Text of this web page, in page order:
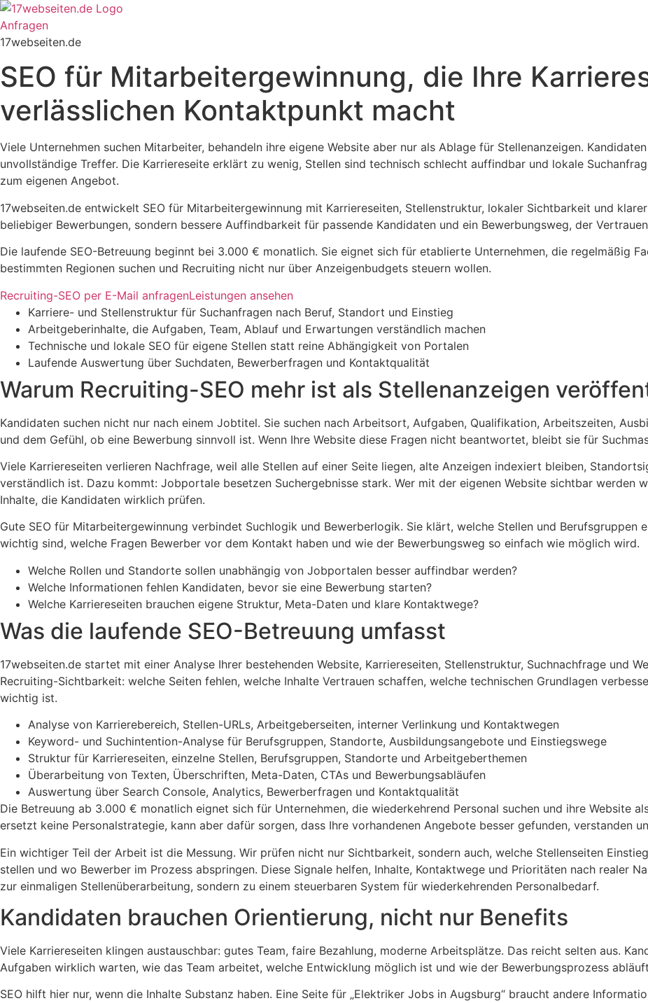
Zum
Inhalt
springen
Anfragen
17webseiten.de
SEO für Mitarbeitergewinnung, die Ihre
verlässlichen Kontaktpunkt macht
Viele Unternehmen suchen Mitarbeiter, behandeln ihre eigene Website aber nur als Ablage für Stellenanzeigen.
unvollständige Treffer. Die Karriereseite erklärt zu wenig, Stellen sind technisch schlecht auffindbar und lokale
zum eigenen Angebot.
17webseiten.de entwickelt SEO für Mitarbeitergewinnung mit Karriereseiten, Stellenstruktur, lokaler Sichtbarkeit und
beliebiger Bewerbungen, sondern bessere Auffindbarkeit für passende Kandidaten und ein Bewerbungsweg, der
Die laufende SEO-Betreuung beginnt bei 3.000 € monatlich. Sie eignet sich für etablierte Unternehmen, die regelmäßig
bestimmten Regionen suchen und Recruiting nicht nur über Anzeigenbudgets steuern wollen.
Recruiting-SEO per E-Mail anfragenLeistungen ansehen
Karriere- und Stellenstruktur für Suchanfragen nach Beruf, Standort und Einstieg
Arbeitgeberinhalte, die Aufgaben, Team, Ablauf und Erwartungen verständlich machen
Technische und lokale SEO für eigene Stellen statt reine Abhängigkeit von Portalen
Laufende Auswertung über Suchdaten, Bewerberfragen und Kontaktqualität
Warum Recruiting-SEO mehr ist als Stellenanzeigen
Kandidaten suchen nicht nur nach einem Jobtitel. Sie suchen nach Arbeitsort, Aufgaben, Qualifikation, Arbeitszeiten,
und dem Gefühl, ob eine Bewerbung sinnvoll ist. Wenn Ihre Website diese Fragen nicht beantwortet, bleibt sie für
Viele Karriereseiten verlieren Nachfrage, weil alle Stellen auf einer Seite liegen, alte Anzeigen indexiert bleiben,
verständlich ist. Dazu kommt: Jobportale besetzen Suchergebnisse stark. Wer mit der eigenen Website sichtbar werden
Inhalte, die Kandidaten wirklich prüfen.
Gute SEO für Mitarbeitergewinnung verbindet Suchlogik und Bewerberlogik. Sie klärt, welche Stellen und Berufsgruppen
wichtig sind, welche Fragen Bewerber vor dem Kontakt haben und wie der Bewerbungsweg so einfach wie möglich wird.
Welche Rollen und Standorte sollen unabhängig von Jobportalen besser auffindbar werden?
Welche Informationen fehlen Kandidaten, bevor sie eine Bewerbung starten?
Welche Karriereseiten brauchen eigene Struktur, Meta-Daten und klare Kontaktwege?
Was die laufende SEO-Betreuung umfasst
17webseiten.de startet mit einer Analyse Ihrer bestehenden Website, Karriereseiten, Stellenstruktur, Suchnachfrage und
Recruiting-Sichtbarkeit: welche Seiten fehlen, welche Inhalte Vertrauen schaffen, welche technischen Grundlagen
wichtig ist.
Analyse von Karrierebereich, Stellen-URLs, Arbeitgeberseiten, interner Verlinkung und Kontaktwegen
Keyword- und Suchintention-Analyse für Berufsgruppen, Standorte, Ausbildungsangebote und Einstiegswege
Struktur für Karriereseiten, einzelne Stellen, Berufsgruppen, Standorte und Arbeitgeberthemen
Überarbeitung von Texten, Überschriften, Meta-Daten, CTAs und Bewerbungsabläufen
Auswertung über Search Console, Analytics, Bewerberfragen und Kontaktqualität
Die Betreuung ab 3.000 € monatlich eignet sich für Unternehmen, die wiederkehrend Personal suchen und ihre Website
ersetzt keine Personalstrategie, kann aber dafür sorgen, dass Ihre vorhandenen Angebote besser gefunden, verstanden
Ein wichtiger Teil der Arbeit ist die Messung. Wir prüfen nicht nur Sichtbarkeit, sondern auch, welche Stellenseiten
stellen und wo Bewerber im Prozess abspringen. Diese Signale helfen, Inhalte, Kontaktwege und Prioritäten nach realer
zur einmaligen Stellenüberarbeitung, sondern zu einem steuerbaren System für wiederkehrenden Personalbedarf.
Kandidaten brauchen Orientierung, nicht nur Benefits
Viele Karriereseiten klingen austauschbar: gutes Team, faire Bezahlung, moderne Arbeitsplätze. Das reicht selten aus.
Aufgaben wirklich warten, wie das Team arbeitet, welche Entwicklung möglich ist und wie der Bewerbungsprozess
SEO hilft hier nur, wenn die Inhalte Substanz haben. Eine Seite für „Elektriker Jobs in Augsburg“ braucht andere